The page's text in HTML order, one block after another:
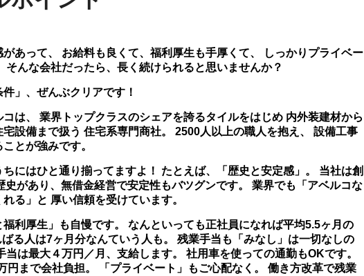
あって、 お給料も良くて、福利厚生も手厚くて、 しっかりプライベー
そんな会社だったら、長く続けられると思いませんか？
」、ぜんぶクリアです！
は、 業界トップクラスのシェアを誇るタイルをはじめ 内外装建材から
設備まで扱う 住宅系専門商社。 2500人以上の職人を抱え、 設備工事
とが強みです。
にはひと通り揃ってますよ！ たとえば、「歴史と安定感」。 当社は創
史があり、無借金経営で安定性もバツグンです。 業界でも「アベルコな
る」と 厚い信頼を受けています。
利厚生」も自慢です。 なんといっても正社員になれば平均5.5ヶ月の
る人は7ヶ月分なんていう人も。 残業手当も「みなし」は一切なしの
当は最大４万円／月、支給します。 社用車を使っての通勤もOKです。
円まで会社負担。 「プライベート」もご心配なく。 働き方改革で残業